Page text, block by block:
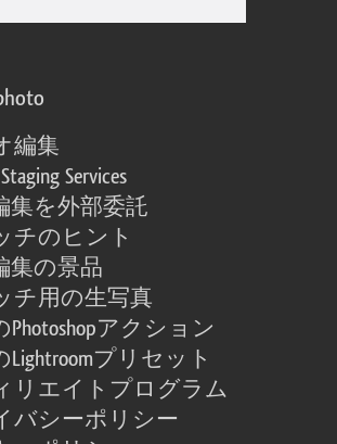
編集
Services
集を外部委託
チのヒント
集の景品
チ用の生写真
Photoshopアクション
Lightroomプリセット
リエイトプログラム
バシーポリシー